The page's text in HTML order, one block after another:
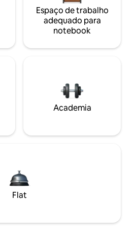
Espaço de trabalho
adequado para
notebook
Academia
Flat